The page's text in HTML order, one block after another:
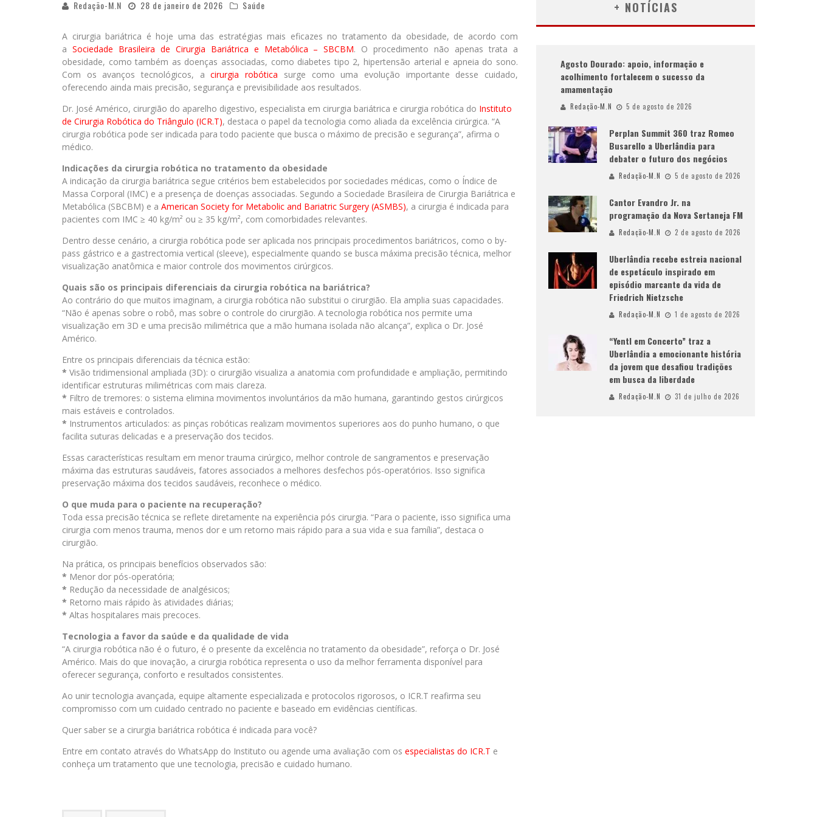
Redação-M.N 28 de janeiro de 2026 Saúde
A cirurgia bariátrica é hoje uma das estratégias mais eficazes no tratamento da obesidade, de acordo com
a Sociedade Brasileira de Cirurgia Bariátrica e Metabólica – SBCBM. O procedimento não apenas trata a
obesidade, como também as doenças associadas, como diabetes tipo 2, hipertensão arterial e apneia do sono.
Com os avanços tecnológicos, acirurgia robótica surge como uma evolução importante desse cuidado,
oferecendo ainda mais precisão, segurança e previsibilidade aos resultados.
Dr. José Américo, cirurgião do aparelho digestivo, especialista em cirurgia bariátrica e cirurgia robótica do Instituto
de Cirurgia Robótica do Triângulo (ICR.T), destaca o papel da tecnologia como aliada da excelência cirúrgica. “A
cirurgia robótica pode ser indicada para todo paciente que busca o máximo de precisão e segurança”, afirma o
médico.
Indicações da cirurgia robótica no tratamento da obesidade
A indicação da cirurgia bariátrica segue critérios bem estabelecidos por sociedades médicas, como o Índice de
Massa Corporal (IMC) e a presença de doenças associadas. Segundo a Sociedade Brasileira de Cirurgia Bariátrica e
Metabólica (SBCBM) e a American Society for Metabolic and Bariatric Surgery (ASMBS), a cirurgia é indicada para
pacientes com IMC ≥ 40 kg/m² ou ≥ 35 kg/m², com comorbidades relevantes.
Dentro desse cenário, a cirurgia robótica pode ser aplicada nos principais procedimentos bariátricos, como o by-
pass gástrico e a gastrectomia vertical (sleeve), especialmente quando se busca máxima precisão técnica, melhor
visualização anatômica e maior controle dos movimentos cirúrgicos.
Quais são os principais diferenciais da cirurgia robótica na bariátrica?
Ao contrário do que muitos imaginam, a cirurgia robótica não substitui o cirurgião. Ela amplia suas capacidades.
“Não é apenas sobre o robô, mas sobre o controle do cirurgião. A tecnologia robótica nos permite uma
visualização em 3D e uma precisão milimétrica que a mão humana isolada não alcança”, explica o Dr. José
Américo.
Entre os principais diferenciais da técnica estão:
* Visão tridimensional ampliada (3D): o cirurgião visualiza a anatomia com profundidade e ampliação, permitindo
identificar estruturas milimétricas com mais clareza.
* Filtro de tremores: o sistema elimina movimentos involuntários da mão humana, garantindo gestos cirúrgicos
mais estáveis e controlados.
* Instrumentos articulados: as pinças robóticas realizam movimentos superiores aos do punho humano, o que
facilita suturas delicadas e a preservação dos tecidos.
Essas características resultam em menor trauma cirúrgico, melhor controle de sangramentos e preservação
máxima das estruturas saudáveis, fatores associados a melhores desfechos pós-operatórios. Isso significa
preservação máxima dos tecidos saudáveis, reconhece o médico.
O que muda para o paciente na recuperação?
Toda essa precisão técnica se reflete diretamente na experiência pós cirurgia. “Para o paciente, isso significa uma
cirurgia com menos trauma, menos dor e um retorno mais rápido para a sua vida e sua família”, destaca o
cirurgião.
Na prática, os principais benefícios observados são:
* Menor dor pós-operatória;
* Redução da necessidade de analgésicos;
* Retorno mais rápido às atividades diárias;
* Altas hospitalares mais precoces.
Tecnologia a favor da saúde e da qualidade de vida
“A cirurgia robótica não é o futuro, é o presente da excelência no tratamento da obesidade”, reforça o Dr. José
Américo. Mais do que inovação, a cirurgia robótica representa o uso da melhor ferramenta disponível para
oferecer segurança, conforto e resultados consistentes.
Ao unir tecnologia avançada, equipe altamente especializada e protocolos rigorosos, o ICR.T reafirma seu
compromisso com um cuidado centrado no paciente e baseado em evidências científicas.
Quer saber se a cirurgia bariátrica robótica é indicada para você?
Entre em contato através do WhatsApp do Instituto ou agende uma avaliação com os especialistas do ICR.T e
conheça um tratamento que une tecnologia, precisão e cuidado humano.
+ NOTÍCIAS
Agosto Dourado: apoio, informação e
acolhimento fortalecem o sucesso da
amamentação
Redação-M.N 5 de agosto de 2026
Perplan Summit 360 traz Romeo
Busarello a Uberlândia para
debater o futuro dos negócios
Redação-M.N 5 de agosto de 2026
Cantor Evandro Jr. na
programação da Nova Sertaneja FM
Redação-M.N 2 de agosto de 2026
Uberlândia recebe estreia nacional
de espetáculo inspirado em
episódio marcante da vida de
Friedrich Nietzsche
Redação-M.N 1 de agosto de 2026
“Yentl em Concerto” traz a
Uberlândia a emocionante história
da jovem que desafiou tradições
em busca da liberdade
Redação-M.N 31 de julho de 2026